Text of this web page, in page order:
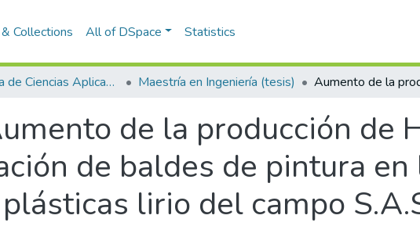
Collections All of DSpace Statistics
Escuela de Ciencias Aplicadas e Ingeniería Maestría en Ingeniería (tesis)
de la producción de
de baldes de pintura
lirio del campo